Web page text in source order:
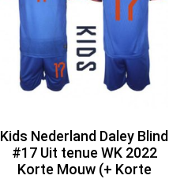
Kids Nederland Daley Blind
#17 Uit tenue WK 2022
Korte Mouw (+ Korte